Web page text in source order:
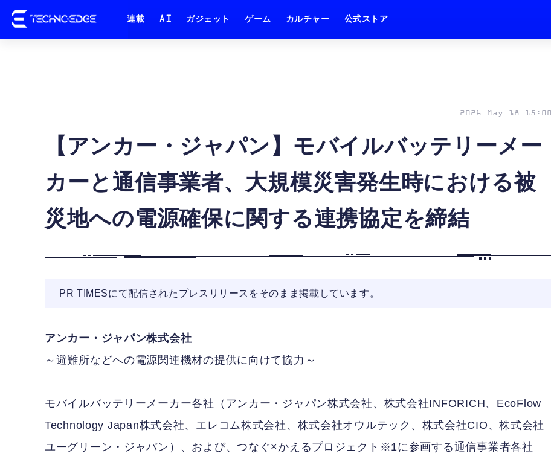
連載 AI ガジェット ゲーム カルチャー 公式ストア
【アンカー・ジャパン】モバイルバッテリーメー
カーと通信事業者、大規模災害発生時における被
災地への電源確保に関する連携協定を締結
2026 May 18 15:00
PR TIMESにて配信されたプレスリリースをそのまま掲載しています。
アンカー・ジャパン株式会社
～避難所などへの電源関連機材の提供に向けて協力～
モバイルバッテリーメーカー各社（アンカー・ジャパン株式会社、株式会社INFORICH、EcoFlow
Technology Japan株式会社、エレコム株式会社、株式会社オウルテック、株式会社CIO、株式会社
ユーグリーン・ジャパン）、および、つなぐ×かえるプロジェクト※1に参画する通信事業者各社